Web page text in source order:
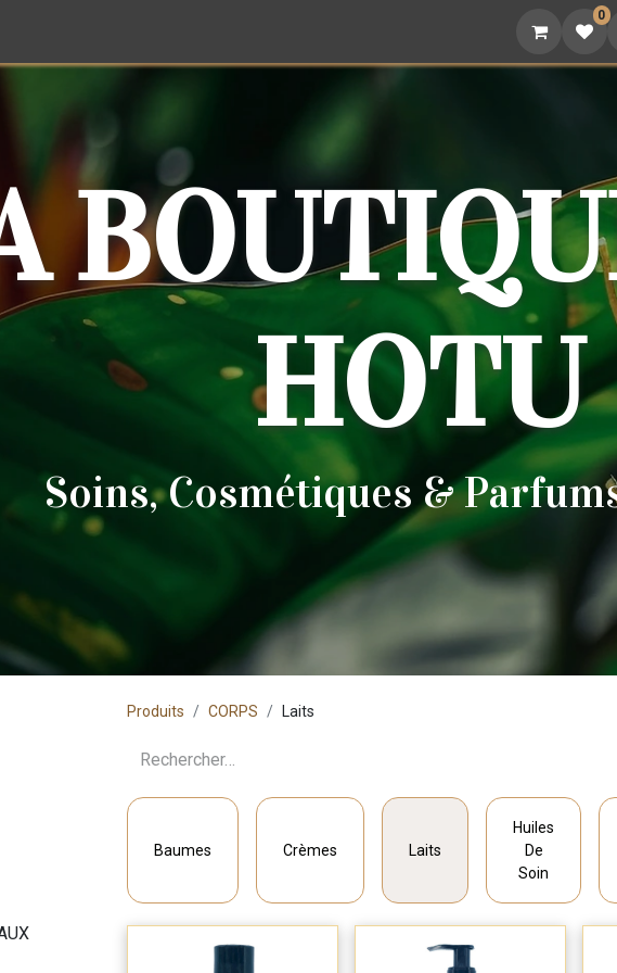
Devenez revendeur
0
HOTU
Soins, Cosmétiques &
Produits CORPS Laits
Baumes Crèmes Laits
Huiles
De
Soin